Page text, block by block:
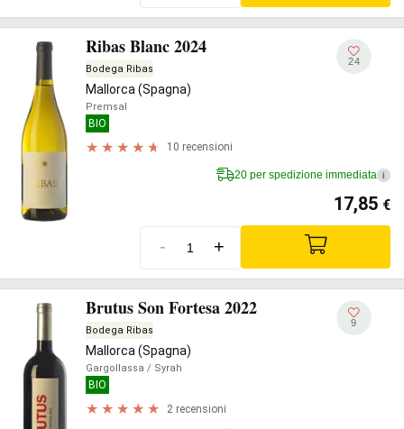
Ribas Blanc 2024
Bodega Ribas
Mallorca (Spagna)
Premsal
BIO
10 recensioni
24
20 per spedizione immediata i
17,85 €
- +
Brutus Son Fortesa 2022
Bodega Ribas
Mallorca (Spagna)
Gargollassa / Syrah
BIO
2 recensioni
9